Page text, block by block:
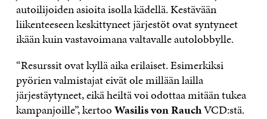
autoilijoiden asioita isolla kädellä. Kestävään
liikenteeseen keskittyneet järjestöt ovat syntyneet
ikään kuin vastavoimana valtavalle autolobbylle.
“Resurssit ovat kyllä aika erilaiset. Esimerkiksi
pyörien valmistajat eivät ole millään lailla
järjestäytyneet, eikä heiltä voi odottaa mitään tukea
kampanjoille”, kertooWasilis von RauchVCD:stä.